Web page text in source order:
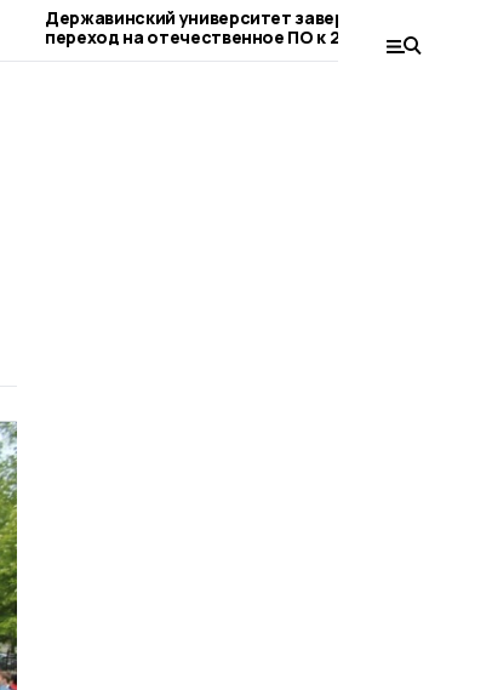
Державинский университет завершит
переход на отечественное ПО к 2027
году